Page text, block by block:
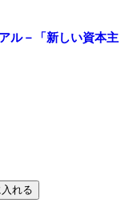
ル－「新しい資本主
れる